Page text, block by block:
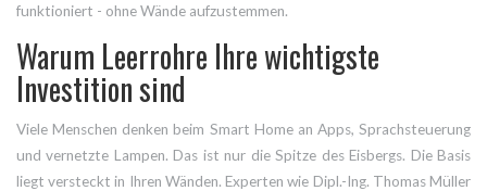
funktioniert - ohne Wände aufzustemmen.
Warum Leerrohre Ihre wichtigste
Investition sind
Viele Menschen denken beim Smart Home an Apps, Sprachsteuerung
und vernetzte Lampen. Das ist nur die Spitze des Eisbergs. Die Basis
liegt versteckt in Ihren Wänden. Experten wie Dipl.-Ing. Thomas Müller